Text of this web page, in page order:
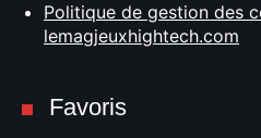
Politique de gestion des
lemagjeuxhightech.com
Favoris